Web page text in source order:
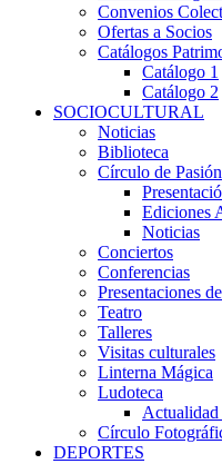
Convenios
Ofertas a Socios
Catálogos
Catálogo 1
Catálogo 2
SOCIOCULTURAL
Noticias
Biblioteca
Círculo de Pasión
Ediciones
Noticias
Conciertos
Conferencias
Presentaciones
Teatro
Talleres
Visitas culturales
Linterna Mágica
Ludoteca
Actualidad
Círculo
DEPORTES